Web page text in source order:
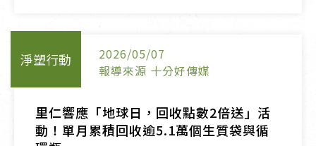
淨塑行動
2026/05/07
報導來源 十分好傳媒
里仁響應「地球日，回收點數2倍送」活
動！單月累積回收逾5.1萬個生質袋與循